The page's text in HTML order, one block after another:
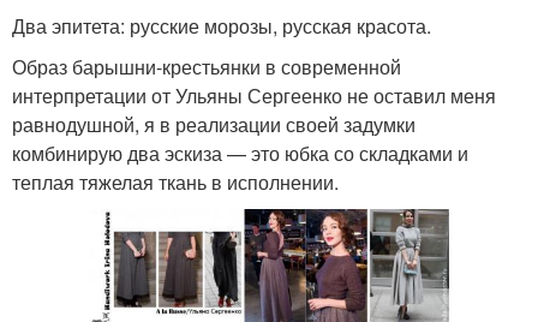
Два эпитета: русские морозы, русская красота.
Образ барышни-крестьянки в современной
интерпретации от Ульяны Сергеенко не оставил меня
равнодушной, я в реализации своей задумки
комбинирую два эскиза — это юбка со складками и
теплая тяжелая ткань в исполнении.